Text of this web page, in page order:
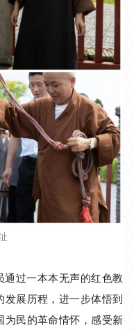
过一本本无声的红色教
展历程，进一步体悟到
为民的革命情怀，感受新